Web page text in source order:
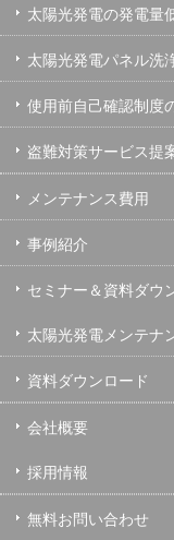
太陽光発電の発電量
太陽光発電パネル洗
使用前自己確認制度
盗難対策サービス提
メンテナンス費用
事例紹介
セミナー＆資料ダウ
太陽光発電メンテナ
資料ダウンロード
会社概要
採用情報
無料お問い合わせ